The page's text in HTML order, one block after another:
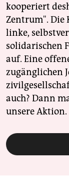
kooperiert
Zentrum". Die
linke,
solidarischen
auf. Eine
zugänglichen
auch? Dann
unsere Aktion.